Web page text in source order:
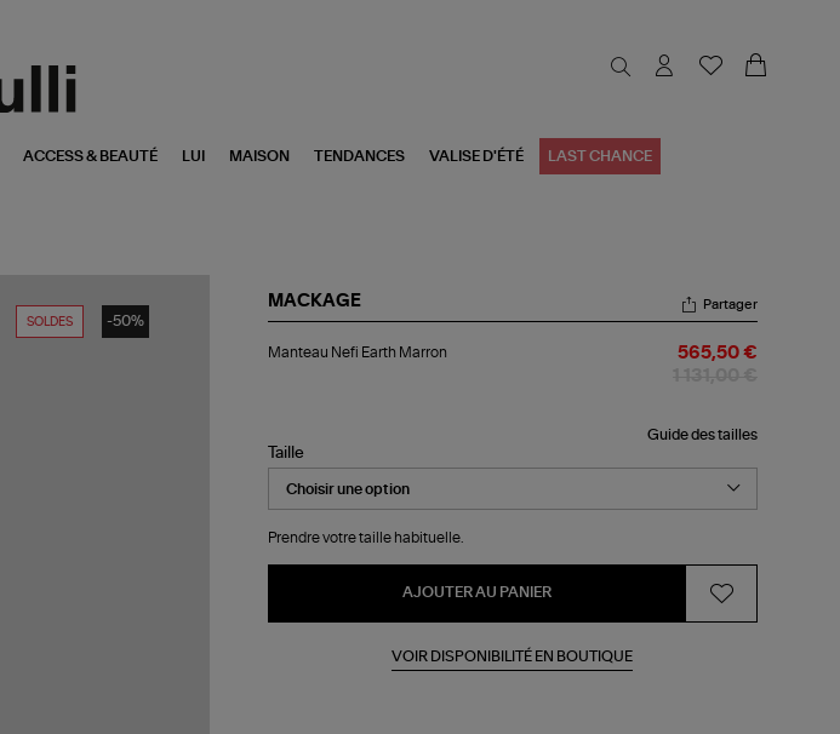
ACCESS & BEAUTÉ LUI MAISON TENDANCES VALISE D'ÉTÉ LAST CHANCE
SOLDES -50%
MACKAGE
Nefi
Partager
Manteau Nefi Earth Marron 565,50 €
Guide des tailles
Taille
Prendre votre taille habituelle.
AJOUTER AU PANIER
VOIR DISPONIBILITÉ EN BOUTIQUE